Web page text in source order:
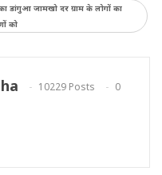
डांगुआ जामखो दर ग्राम के लोगों का
को
10229 Posts
0